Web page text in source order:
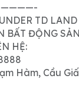
TD
BẤT ĐỘNG
HỆ:
Hàm, Cầu